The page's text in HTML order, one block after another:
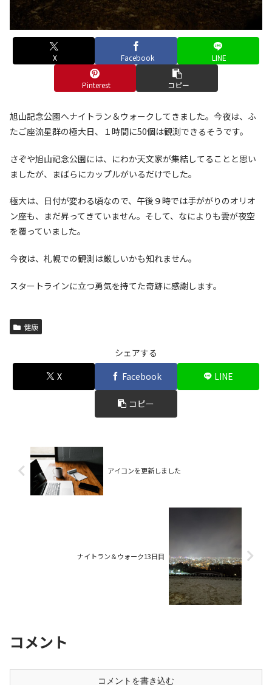
X Facebook LINE
Pinterest コピー
旭山記念公園へナイトラン＆ウォークしてきました。今夜は、ふ
たご座流星群の極大日、１時間に50個は観測できるそうです。
さぞや旭山記念公園には、にわか天文家が集結してることと思い
ましたが、まばらにカップルがいるだけでした。
極大は、日付が変わる頃なので、午後９時では手ががりのオリオ
ン座も、まだ昇ってきていません。そして、なによりも雲が夜空
を覆っていました。
今夜は、札幌での観測は厳しいかも知れません。
スタートラインに立つ勇気を持てた奇跡に感謝します。
健康
シェアする
X
Facebook LINE
コピー
アイコンを更新しました
ナイトラン＆ウォーク13日目
コメント
コメントを書き込む